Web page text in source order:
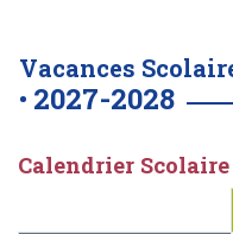
Vacances
• 2027-2028
Calendrier